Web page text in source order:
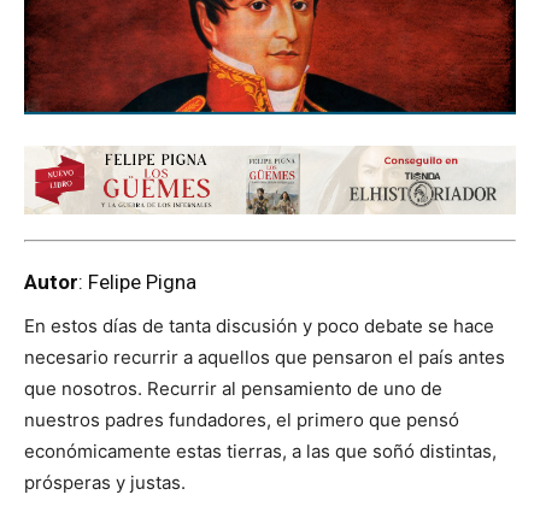
Autor: Felipe Pigna
En estos días de tanta discusión y poco debate se hace
necesario recurrir a aquellos que pensaron el país antes
que nosotros. Recurrir al pensamiento de uno de
nuestros padres fundadores, el primero que pensó
económicamente estas tierras, a las que soñó distintas,
prósperas y justas.